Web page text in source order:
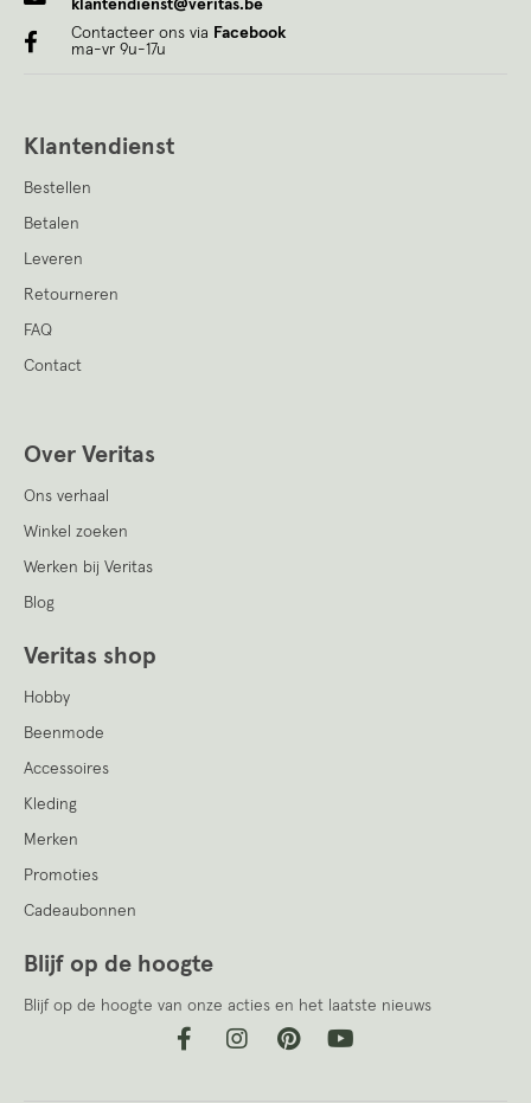
klantendienst@veritas.be
Contacteer ons via Facebook
ma-vr 9u-17u
Klantendienst
Bestellen
Betalen
Leveren
Retourneren
FAQ
Contact
Over Veritas
Ons verhaal
Winkel zoeken
Werken bij Veritas
Blog
Veritas shop
Hobby
Beenmode
Accessoires
Kleding
Merken
Promoties
Cadeaubonnen
Blijf op de hoogte
Blijf op de hoogte van onze acties en het laatste nieuws